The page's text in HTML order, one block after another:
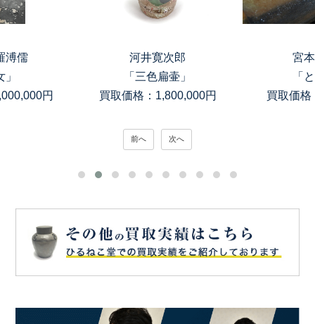
買取価格：1,800,000円
買取価格：150,000円
前へ 次へ